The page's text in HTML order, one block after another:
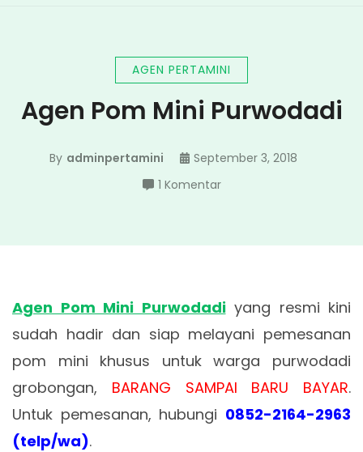
AGEN PERTAMINI
Agen Pom Mini Purwodadi
By adminpertamini
September 3, 2018
1 Komentarpada
Mini
Agen Pom Mini Purwodadiyang resmi kini
sudah hadir dan siap melayani pemesanan
pom mini khusus untuk warga purwodadi
grobongan, BARANG SAMPAI BARU BAYAR.
Untuk pemesanan, hubungi 0852-2164-2963
(telp/wa).